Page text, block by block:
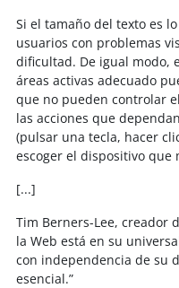
Si el tamaño del texto es
usuarios con problemas
dificultad. De igual modo,
áreas activas adecuado
que no pueden controlar
las acciones que
(pulsar una tecla, hacer
escoger el dispositivo que
[...]
Tim Berners-Lee, creador
la Web está en su
con independencia de su
esencial.”